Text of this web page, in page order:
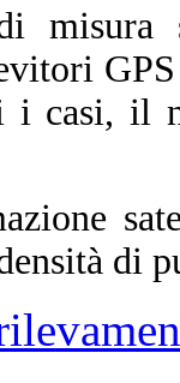
i casi, il
di